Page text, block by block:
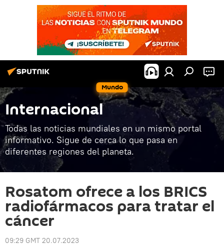
Mundo
Internacional
Todas las noticias mundiales en un mismo portal
informativo. Sigue de cerca lo que pasa en
diferentes regiones del planeta.
Rosatom ofrece a los BRICS
radiofármacos para tratar el
cáncer
09:29 GMT 20.07.2023